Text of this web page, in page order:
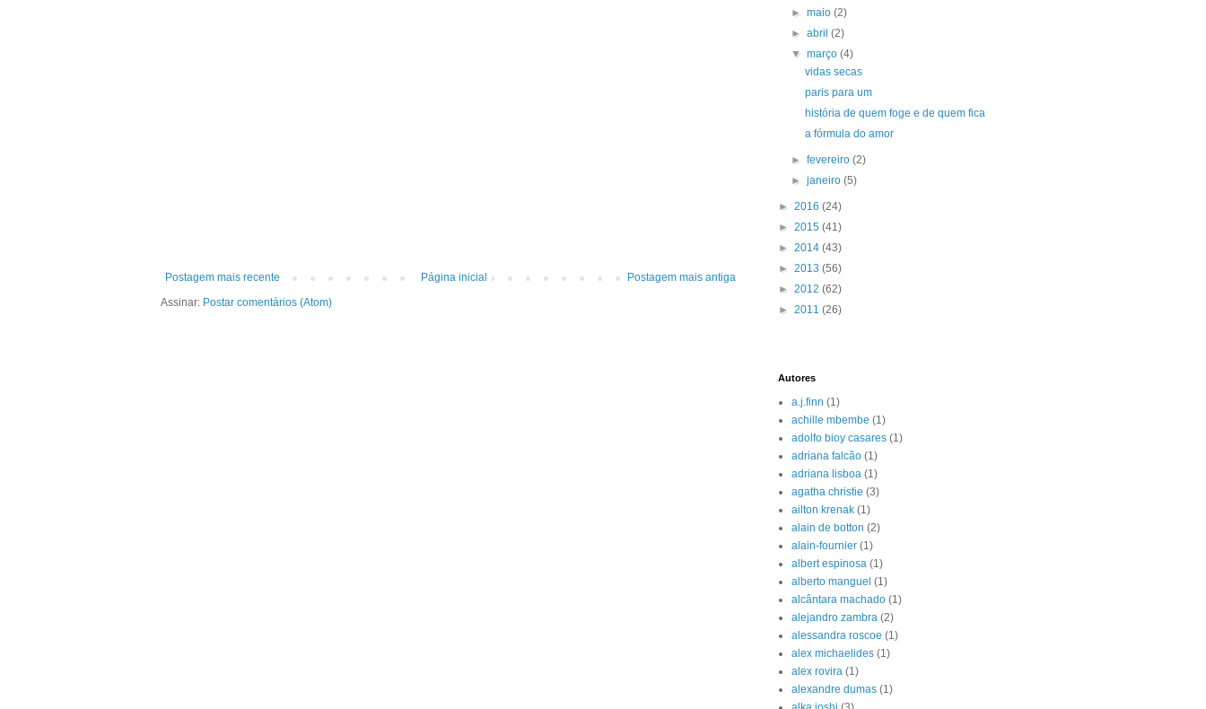
Postagem mais recente Postagem mais antiga
Página inicial
Assinar: Postar comentários (Atom)
►maio(2)
►abril(2)
▼março(4)
vidas secas
paris para um
história de quem foge e de quem fica
a fórmula do amor
►fevereiro(2)
►janeiro(5)
► 2016 (24)
► 2015 (41)
► 2014 (43)
► 2013 (56)
► 2012 (62)
► 2011 (26)
Autores
a.j.finn (1)
achille mbembe (1)
adolfo bioy casares (1)
adriana falcão (1)
adriana lisboa (1)
agatha christie (3)
ailton krenak (1)
alain de botton (2)
alain-fournier (1)
albert espinosa (1)
alberto manguel (1)
alcântara machado (1)
alejandro zambra (2)
alessandra roscoe (1)
alex michaelides (1)
alex rovira (1)
alexandre dumas (1)